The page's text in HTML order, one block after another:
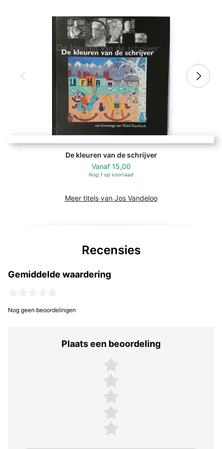
De kleuren van de schrijver
Vanaf 15,00
Nog 1 op voorraad
Meer titels van Jos Vandeloo
Recensies
Gemiddelde waardering
Nog geen beoordelingen
Plaats een beoordeling
Plaats een beoordeling
5 sterren
4 sterren
3 sterren
2 sterren
1 ster